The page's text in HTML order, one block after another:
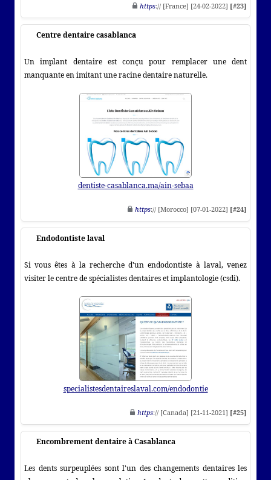
https:// [France] [24-02-2022] [#23]
Centre dentaire casablanca
Un implant dentaire est conçu pour remplacer une dent
manquante en imitant une racine dentaire naturelle.
dentiste-casablanca.ma/ain-sebaa
https:// [Morocco] [07-01-2022] [#24]
Endodontiste laval
Si vous êtes à la recherche d'un endodontiste à laval, venez
visiter le centre de spécialistes dentaires et implantologie (csdi).
specialistesdentaireslaval.com/endodontie
https:// [Canada] [21-11-2021] [#25]
Encombrement dentaire à Casablanca
Les dents surpeuplées sont l'un des changements dentaires les